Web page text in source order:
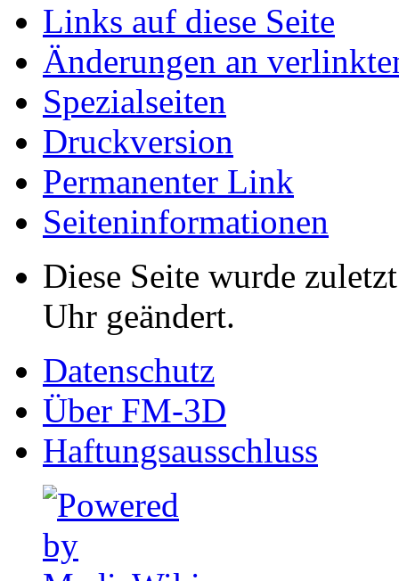
Links auf diese Seite
Änderungen an
Spezialseiten
Druckversion
Permanenter Link
Seiten­informationen
Diese Seite wurde
Uhr geändert.
Datenschutz
Über FM-3D
Haftungsausschluss